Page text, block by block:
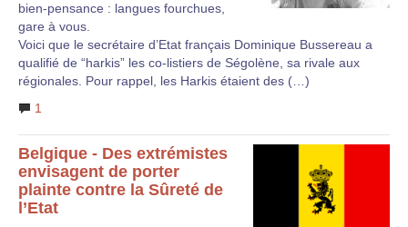
bien-pensance : langues fourchues,
gare à vous.
Voici que le secrétaire d’Etat français Dominique Bussereau a
qualifié de “harkis” les co-listiers de Ségolène, sa rivale aux
régionales. Pour rappel, les Harkis étaient des (…)
1
Belgique - Des extrémistes
envisagent de porter
plainte contre la Sûreté de
l’Etat